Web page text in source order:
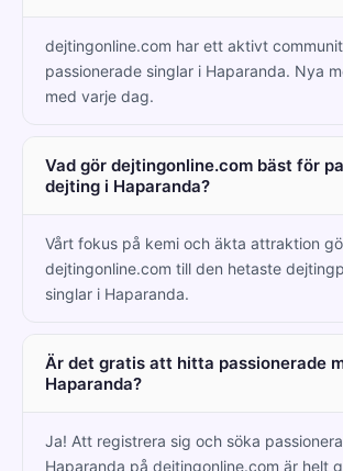
dejtingonline.com har ett aktivt
passionerade singlar i Haparanda. Nya
med varje dag.
Vad gör dejtingonline.com bäst för
dejting i Haparanda?
Vårt fokus på kemi och äkta attraktion
dejtingonline.com till den hetaste
singlar i Haparanda.
Är det gratis att hitta passionerade
Haparanda?
Ja! Att registrera sig och söka
Haparanda på dejtingonline.com är helt